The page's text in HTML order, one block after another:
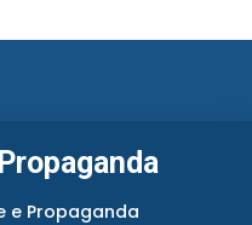
e Propaganda